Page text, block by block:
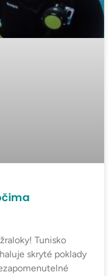
Tunisko
skryté poklady